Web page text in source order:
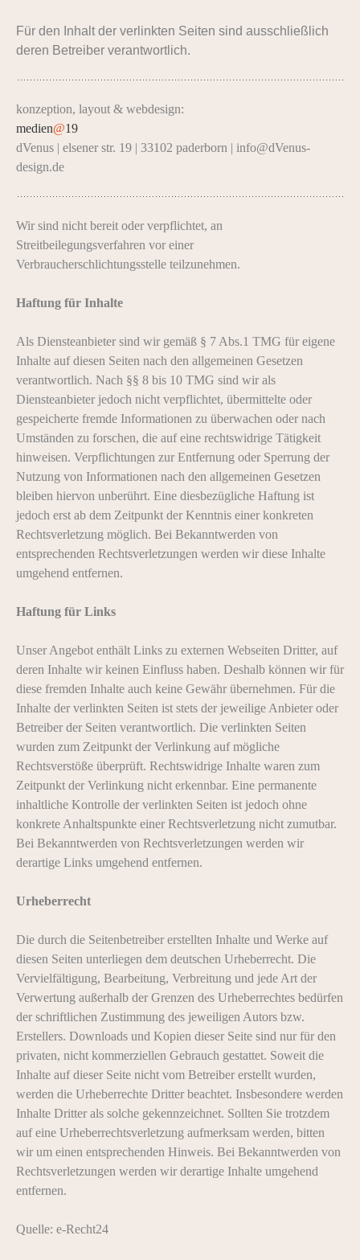
Für den Inhalt der verlinkten Seiten sind ausschließlich
deren Betreiber verantwortlich.
konzeption, layout & webdesign:
medien@19
dVenus | elsener str. 19 | 33102 paderborn | info@dVenus-
design.de
Wir sind nicht bereit oder verpflichtet, an
Streitbeilegungsverfahren vor einer
Verbraucherschlichtungsstelle teilzunehmen.
Haftung für Inhalte
Als Diensteanbieter sind wir gemäß § 7 Abs.1 TMG für eigene
Inhalte auf diesen Seiten nach den allgemeinen Gesetzen
verantwortlich. Nach §§ 8 bis 10 TMG sind wir als
Diensteanbieter jedoch nicht verpflichtet, übermittelte oder
gespeicherte fremde Informationen zu überwachen oder nach
Umständen zu forschen, die auf eine rechtswidrige Tätigkeit
hinweisen. Verpflichtungen zur Entfernung oder Sperrung der
Nutzung von Informationen nach den allgemeinen Gesetzen
bleiben hiervon unberührt. Eine diesbezügliche Haftung ist
jedoch erst ab dem Zeitpunkt der Kenntnis einer konkreten
Rechtsverletzung möglich. Bei Bekanntwerden von
entsprechenden Rechtsverletzungen werden wir diese Inhalte
umgehend entfernen.
Haftung für Links
Unser Angebot enthält Links zu externen Webseiten Dritter, auf
deren Inhalte wir keinen Einfluss haben. Deshalb können wir für
diese fremden Inhalte auch keine Gewähr übernehmen. Für die
Inhalte der verlinkten Seiten ist stets der jeweilige Anbieter oder
Betreiber der Seiten verantwortlich. Die verlinkten Seiten
wurden zum Zeitpunkt der Verlinkung auf mögliche
Rechtsverstöße überprüft. Rechtswidrige Inhalte waren zum
Zeitpunkt der Verlinkung nicht erkennbar. Eine permanente
inhaltliche Kontrolle der verlinkten Seiten ist jedoch ohne
konkrete Anhaltspunkte einer Rechtsverletzung nicht zumutbar.
Bei Bekanntwerden von Rechtsverletzungen werden wir
derartige Links umgehend entfernen.
Urheberrecht
Die durch die Seitenbetreiber erstellten Inhalte und Werke auf
diesen Seiten unterliegen dem deutschen Urheberrecht. Die
Vervielfältigung, Bearbeitung, Verbreitung und jede Art der
Verwertung außerhalb der Grenzen des Urheberrechtes bedürfen
der schriftlichen Zustimmung des jeweiligen Autors bzw.
Erstellers. Downloads und Kopien dieser Seite sind nur für den
privaten, nicht kommerziellen Gebrauch gestattet. Soweit die
Inhalte auf dieser Seite nicht vom Betreiber erstellt wurden,
werden die Urheberrechte Dritter beachtet. Insbesondere werden
Inhalte Dritter als solche gekennzeichnet. Sollten Sie trotzdem
auf eine Urheberrechtsverletzung aufmerksam werden, bitten
wir um einen entsprechenden Hinweis. Bei Bekanntwerden von
Rechtsverletzungen werden wir derartige Inhalte umgehend
entfernen.
Quelle: e-Recht24